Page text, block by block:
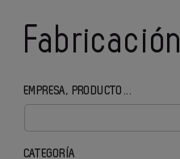
Fabricación
EMPRESA, PRODUCTO...
CATEGORÍA